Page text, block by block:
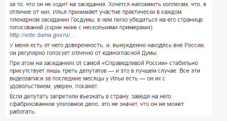
й
п
о
р
т